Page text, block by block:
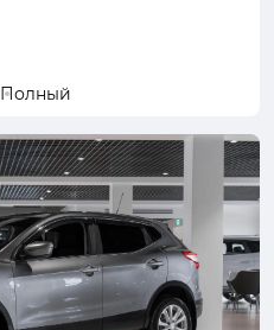
Полный